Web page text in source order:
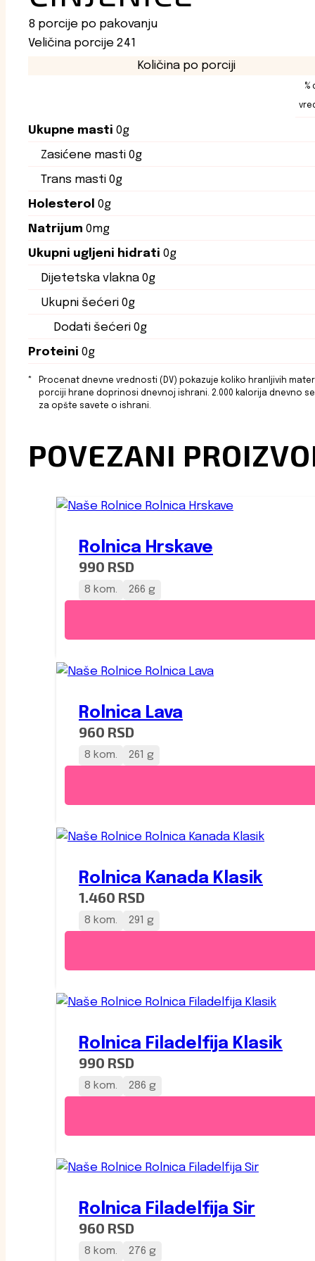
8 porcije po pakovanju
Veličina porcije 241
Količina po porciji
%
Ukupne masti 0g
Zasićene masti 0g
Trans masti 0g
Holesterol 0g
Natrijum 0mg
Ukupni ugljeni hidrati 0g
Dijetetska vlakna 0g
Ukupni šećeri 0g
Dodati šećeri 0g
Proteini 0g
Procenat dnevne vrednosti (DV) pokazuje koliko hranljivih
porciji hrane doprinosi dnevnoj ishrani. 2.000 kalorija dnevno
za opšte savete o ishrani.
POVEZANI
Rolnica Hrskave
990 RSD
8 kom. 266 g
Rolnica Lava
960 RSD
8 kom. 261 g
Rolnica Kanada Klasik
1.460 RSD
8 kom. 291 g
Rolnica Filadelfija Klasik
990 RSD
8 kom. 286 g
Rolnica Filadelfija Sir
960 RSD
8 kom. 276 g